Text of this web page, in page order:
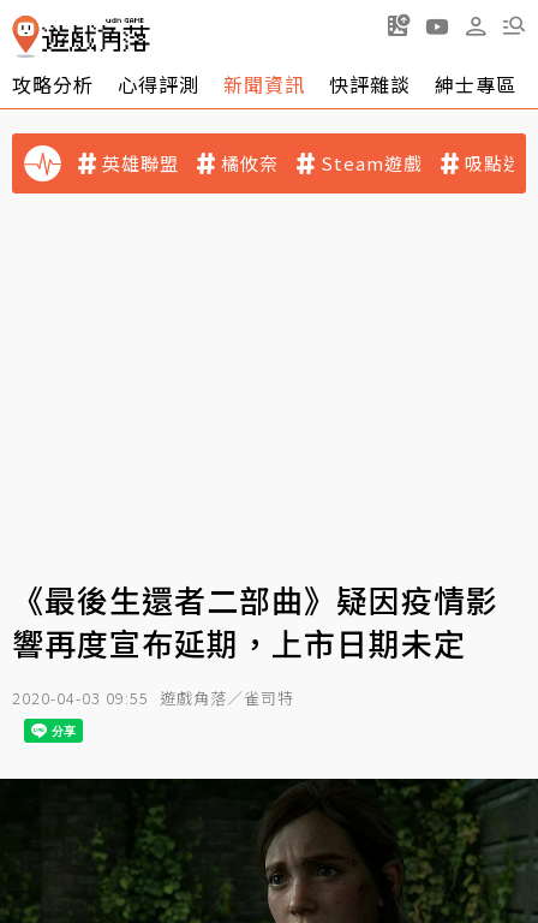
攻略分析 心得評測 新聞資訊 快評雜談 紳士專區
英雄聯盟 橘攸奈 Steam遊戲 吸點迷
《最後生還者二部曲》疑因疫情影
響再度宣布延期，上市日期未定
2020-04-03 09:55 遊戲角落／雀司特